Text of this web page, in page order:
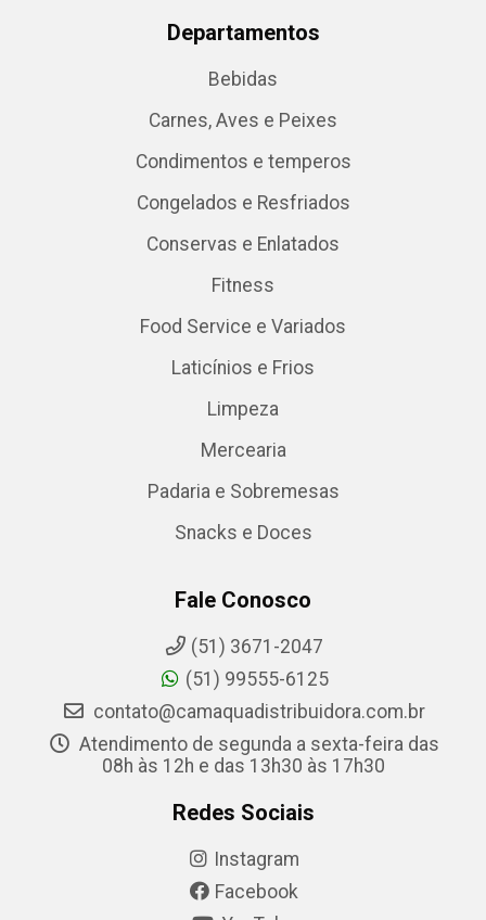
Departamentos
Bebidas
Carnes, Aves e Peixes
Condimentos e temperos
Congelados e Resfriados
Conservas e Enlatados
Fitness
Food Service e Variados
Laticínios e Frios
Limpeza
Mercearia
Padaria e Sobremesas
Snacks e Doces
Fale Conosco
(51) 3671-2047
(51) 99555-6125
contato@camaquadistribuidora.com.br
Atendimento de segunda a sexta-feira das
08h às 12h e das 13h30 às 17h30
Redes Sociais
Instagram
Facebook